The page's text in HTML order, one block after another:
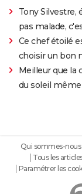
Tony Silvestre,
pas malade,
Ce chef étoilé
choisir un bon
Meilleur que la
du soleil
Qui sommes-nous
Tous les
Paramétrer les